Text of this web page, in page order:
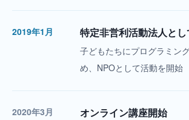
2019年1月 特定非営利活動法人と
子どもたちにプログラミン
め、NPOとして活動を開始
2020年3月 オンライン講座開始